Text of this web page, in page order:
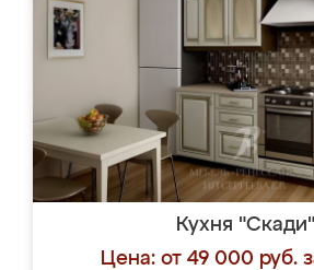
Кухня "Скади"
Цена: от 49 000 руб.